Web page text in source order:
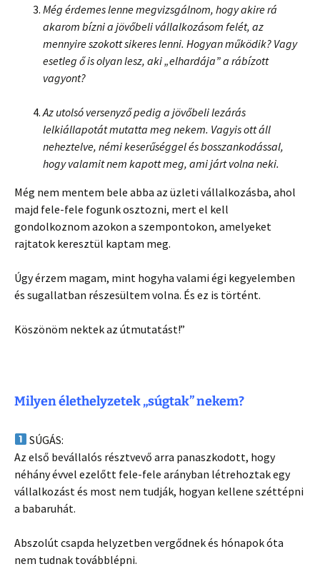
Még érdemes lenne megvizsgálnom, hogy akire rá
akarom bízni a jövőbeli vállalkozásom felét, az
mennyire szokott sikeres lenni. Hogyan működik? Vagy
esetleg ő is olyan lesz, aki „elhardája” a rábízott
vagyont?
Az utolsó versenyző pedig a jövőbeli lezárás
lelkiállapotát mutatta meg nekem. Vagyis ott áll
neheztelve, némi keserűséggel és bosszankodással,
hogy valamit nem kapott meg, ami járt volna neki.
Még nem mentem bele abba az üzleti vállalkozásba, ahol
majd fele-fele fogunk osztozni, mert el kell
gondolkoznom azokon a szempontokon, amelyeket
rajtatok keresztül kaptam meg.
Úgy érzem magam, mint hogyha valami égi kegyelemben
és sugallatban részesültem volna. És ez is történt.
Köszönöm nektek az útmutatást!”
Milyen élethelyzetek „súgtak” nekem?
SÚGÁS:
Az első bevállalós résztvevő arra panaszkodott, hogy
néhány évvel ezelőtt fele-fele arányban létrehoztak egy
vállalkozást és most nem tudják, hogyan kellene széttépni
a babaruhát.
Abszolút csapda helyzetben vergődnek és hónapok óta
nem tudnak továbblépni.